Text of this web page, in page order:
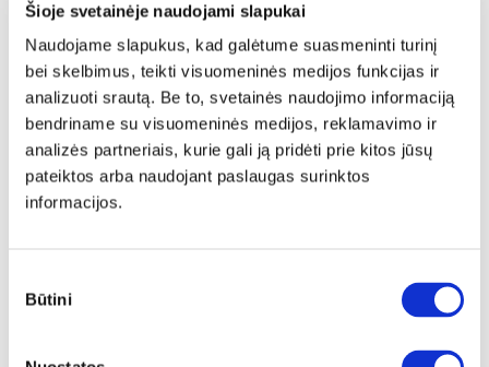
Šioje svetainėje naudojami slapukai
Naudojame slapukus, kad galėtume suasmeninti turinį
bei skelbimus, teikti visuomeninės medijos funkcijas ir
analizuoti srautą. Be to, svetainės naudojimo informaciją
bendriname su visuomeninės medijos, reklamavimo ir
analizės partneriais, kurie gali ją pridėti prie kitos jūsų
pateiktos arba naudojant paslaugas surinktos
informacijos.
pasirinkimas
Būtini
NAUJIENA YRA SANDĖLYJE
SALLY-120 (III gr.) lova-tachta (Toro-35) K
Kaina galioja individualiems
Skirtumas tarp užsakomų ir sandėlyje
esančių prekių kainų